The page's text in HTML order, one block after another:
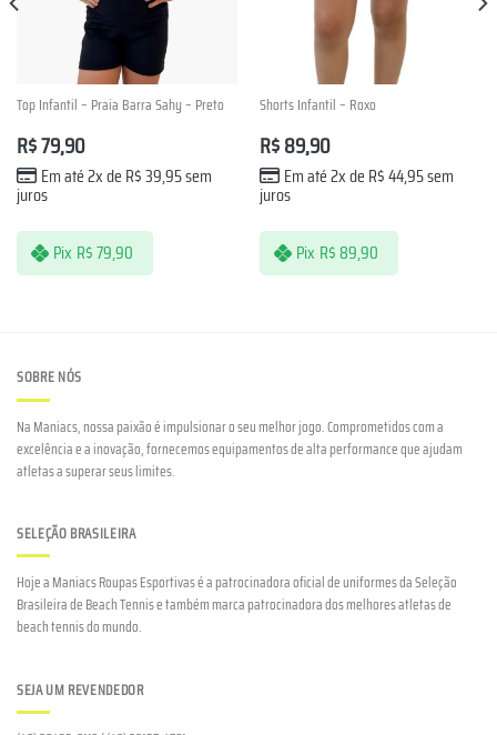
Top Infantil – Praia Barra Sahy – Preto
R$79,90
Em até 2x de R$39,95sem
juros
Pix R$79,90
Shorts Infantil – Roxo
R$89,90
Em até 2x de R$44,95sem
juros
Pix R$89,90
SOBRE NÓS
Na Maniacs, nossa paixão é impulsionar o seu melhor jogo. Comprometidos com a
excelência e a inovação, fornecemos equipamentos de alta performance que ajudam
atletas a superar seus limites.
SELEÇÃO BRASILEIRA
Hoje a Maniacs Roupas Esportivas é a patrocinadora oficial de uniformes da Seleção
Brasileira de Beach Tennis e também marca patrocinadora dos melhores atletas de
beach tennis do mundo.
SEJA UM REVENDEDOR